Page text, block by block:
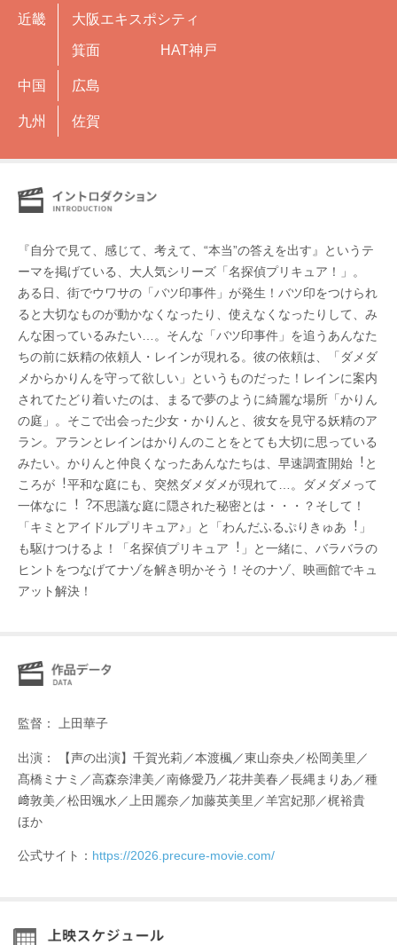
近畿 大阪エキスポシティ
箕面 HAT神戸
中国 広島
九州 佐賀
『自分で見て、感じて、考えて、“本当”の答えを出す』というテ
ーマを掲げている、大人気シリーズ「名探偵プリキュア！」。
ある⽇、街でウワサの「バツ印事件」が発⽣！バツ印をつけられ
ると⼤切なものが動かなくなったり、使えなくなったりして、み
んな困っているみたい…。そんな「バツ印事件」を追うあんなた
ちの前に妖精の依頼⼈・レインが現れる。彼の依頼は、「ダメダ
メからかりんを守って欲しい」というものだった！レインに案内
されてたどり着いたのは、まるで夢のように綺麗な場所「かりん
の庭」。そこで出会った少⼥・かりんと、彼⼥を⾒守る妖精のア
ラン。アランとレインはかりんのことをとても⼤切に思っている
みたい。かりんと仲良くなったあんなたちは、早速調査開始︕と
ころが︕平和な庭にも、突然ダメダメが現れて…。ダメダメって
⼀体なに︕︖不思議な庭に隠された秘密とは・・・？そして！
「キミとアイドルプリキュア♪」と「わんだふるぷりきゅあ︕」
も駆けつけるよ！「名探偵プリキュア︕」と⼀緒に、バラバラの
ヒントをつなげてナゾを解き明かそう！そのナゾ、映画館でキュ
アット解決！
監督： 上⽥華⼦
出演： 【声の出演】千賀光莉／本渡楓／東山奈央／松岡美⾥／
髙橋ミナミ／⾼森奈津美／南條愛乃／花井美春／⻑縄まりあ／種
﨑敦美／松⽥颯⽔／上⽥麗奈／加藤英美⾥／⽺宮妃那／梶裕貴
ほか
公式サイト： https://2026.precure-movie.com/